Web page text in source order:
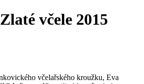
včele 2015
včelařského kroužku, Eva